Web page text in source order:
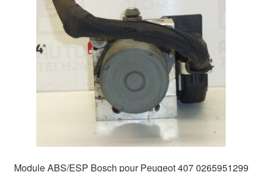
Module ABS/ESP Bosch pour Peugeot 407 0265951299